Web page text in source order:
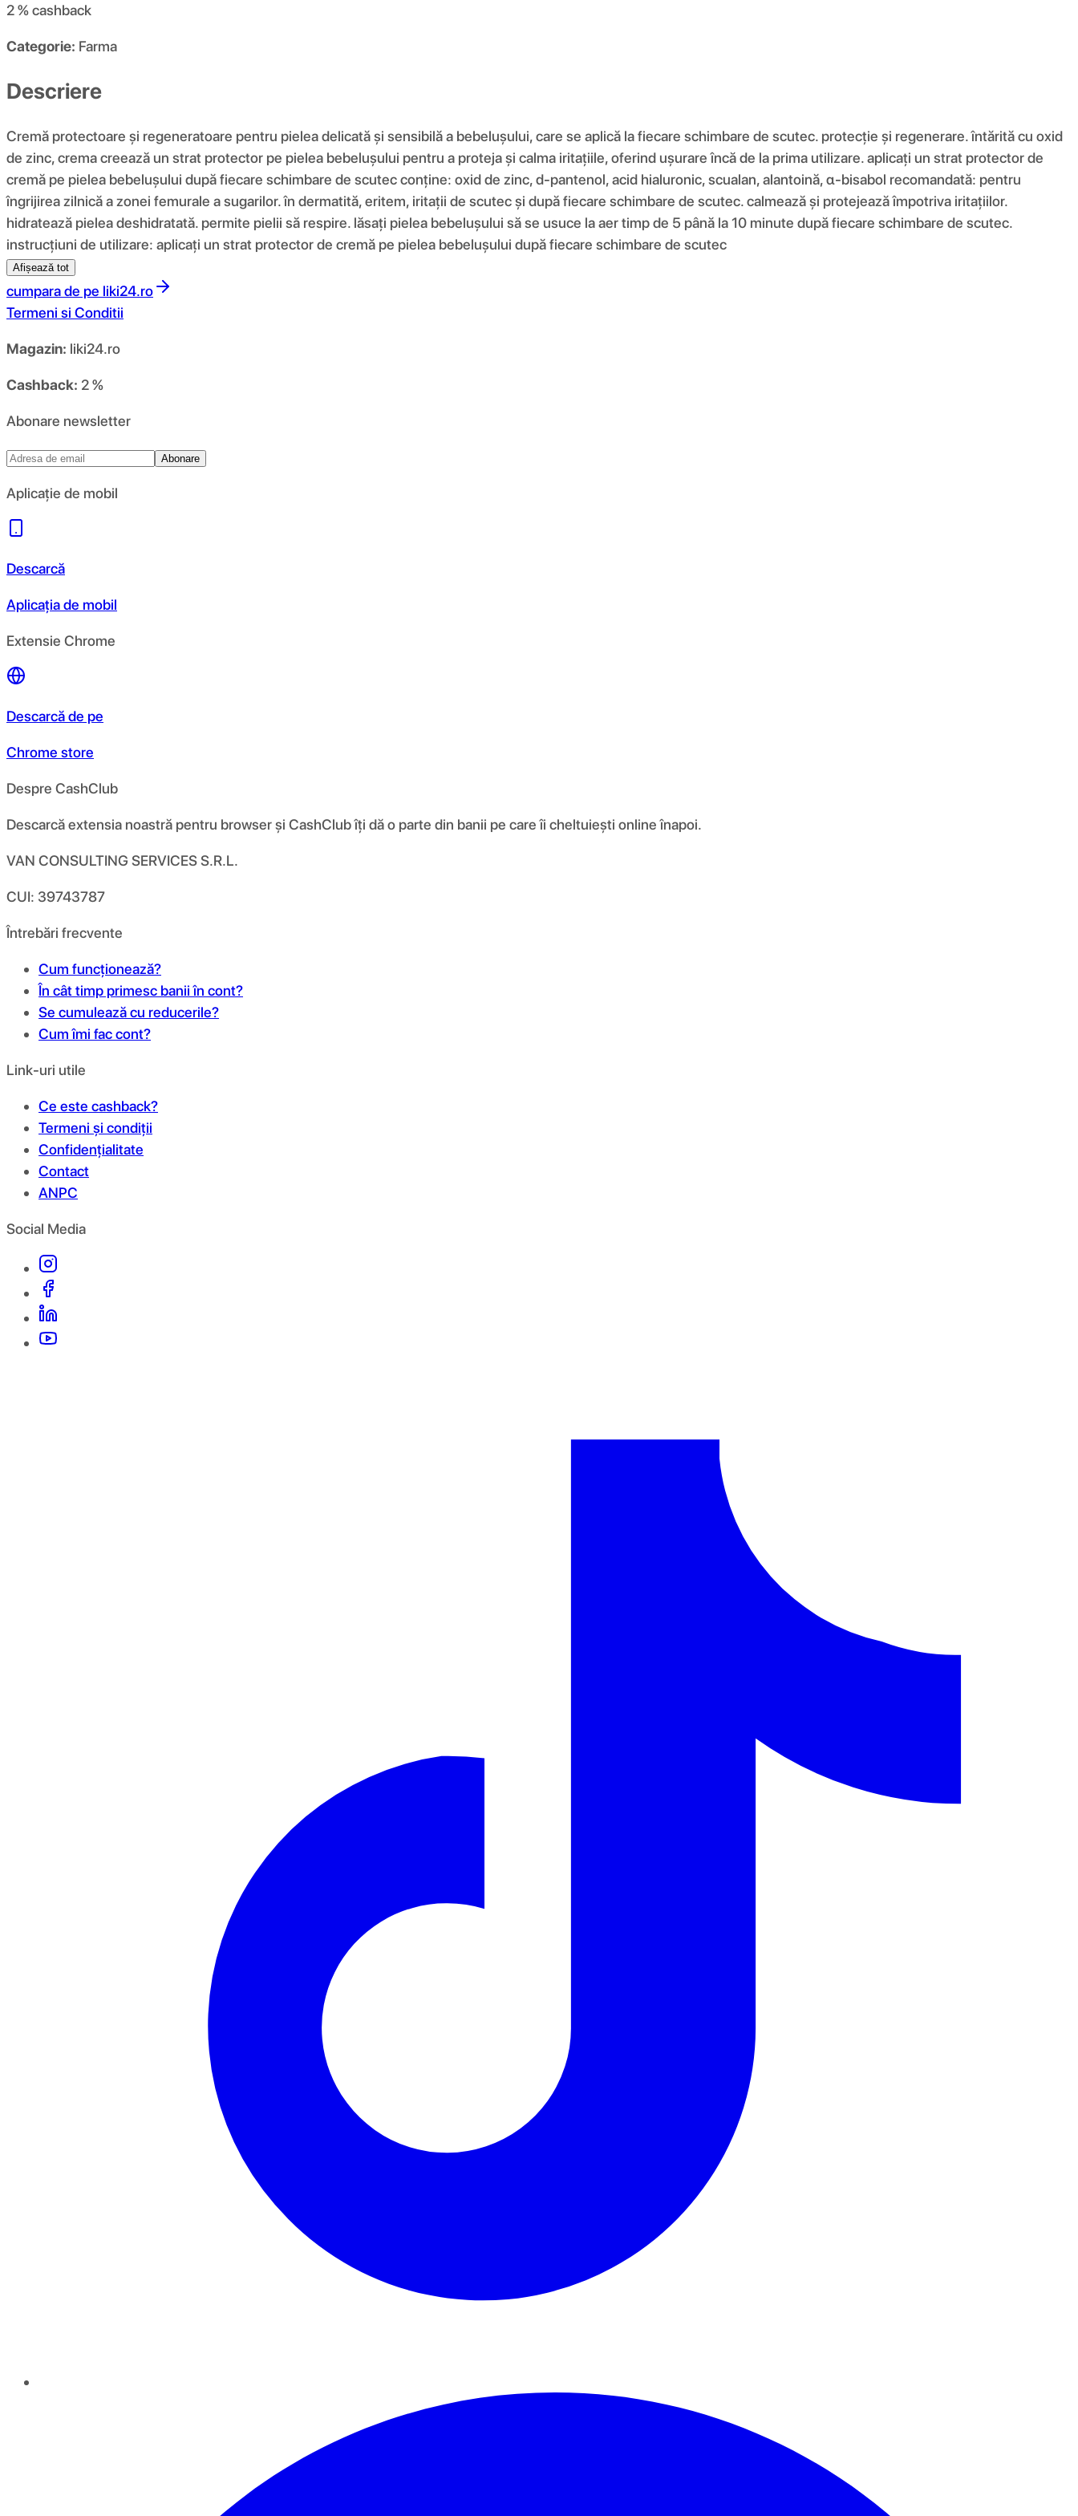
2 %cashback
Categorie: Farma
Descriere
Cremă protectoare și regeneratoare pentru pielea delicată și sensibilă a bebelușului, care se aplică la fiecare schimbare de scutec. protecție și regenerare. întărită cu oxid
de zinc, crema creează un strat protector pe pielea bebelușului pentru a proteja și calma iritațiile, oferind ușurare încă de la prima utilizare. aplicați un strat protector de
cremă pe pielea bebelușului după fiecare schimbare de scutec conține: oxid de zinc, d-pantenol, acid hialuronic, scualan, alantoină, α-bisabol recomandată: pentru
îngrijirea zilnică a zonei femurale a sugarilor. în dermatită, eritem, iritații de scutec și după fiecare schimbare de scutec. calmează și protejează împotriva iritațiilor.
hidratează pielea deshidratată. permite pielii să respire. lăsați pielea bebelușului să se usuce la aer timp de 5 până la 10 minute după fiecare schimbare de scutec.
instrucțiuni de utilizare: aplicați un strat protector de cremă pe pielea bebelușului după fiecare schimbare de scutec
Afișează tot
cumpara de pe liki24.ro
Termeni si Conditii
Magazin: liki24.ro
Cashback: 2 %
Abonare newsletter
Abonare
Aplicație de mobil
Descarcă
Aplicația de mobil
Extensie Chrome
Descarcă de pe
Chrome store
Despre CashClub
Descarcă extensia noastră pentru browser și CashClub îți dă o parte din banii pe care îi cheltuiești online înapoi.
VAN CONSULTING SERVICES S.R.L.
CUI: 39743787
Întrebări frecvente
Cum funcționează?
În cât timp primesc banii în cont?
Se cumulează cu reducerile?
Cum îmi fac cont?
Link-uri utile
Ce este cashback?
Termeni și condiții
Confidențialitate
Contact
ANPC
Social Media